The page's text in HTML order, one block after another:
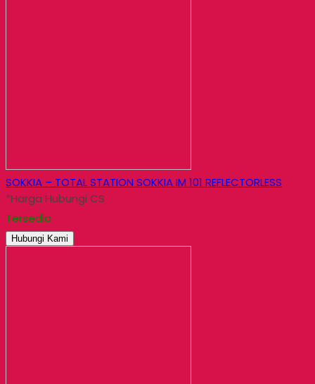
SOKKIA – TOTAL STATION SOKKIA IM 101 REFLECTORLESS
*Harga Hubungi CS
Tersedia
Hubungi Kami